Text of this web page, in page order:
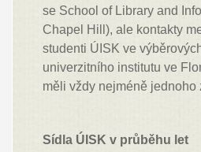
se School of Library and
Chapel Hill), ale kontakty
studenti ÚISK ve
univerzitního institutu ve
měli vždy nejméně jednoho
Sídla ÚISK v průběhu let